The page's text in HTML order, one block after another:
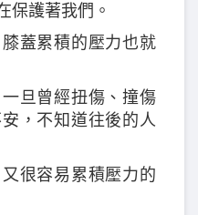
保護著我們。
蓋累積的壓力也就
旦曾經扭傷、撞傷
，不知道往後的人
很容易累積壓力的